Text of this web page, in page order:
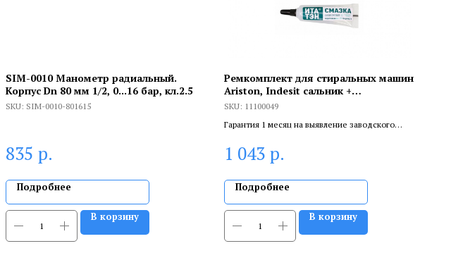
SIM-0010 Манометр радиальный.
Корпус Dn 80 мм 1/2, 0...16 бар, кл.2.5
SKU: SIM-0010-801615
835 р.
Подробнее
В корзину
Ремкомплект для стиральных машин
Ariston, Indesit сальник +
подшипники 2 шт + смазка, 11100049
SKU: 11100049
Гарантия 1 месяц на выявление заводского
сертифицированный специалист.
1 043 р.
Подробнее
В корзину